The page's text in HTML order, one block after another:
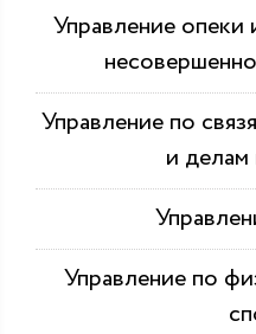
Управление опеки
Управление по
и
Управление по